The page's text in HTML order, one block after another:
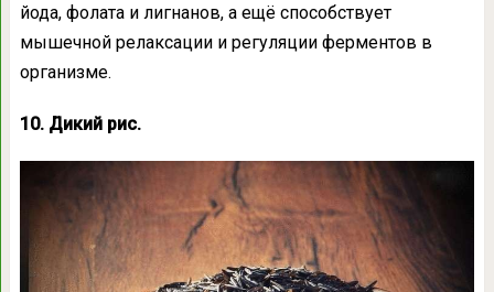
йода, фолата и лигнанов, а ещё способствует
мышечной релаксации и регуляции ферментов в
организме.
10. Дикий рис.